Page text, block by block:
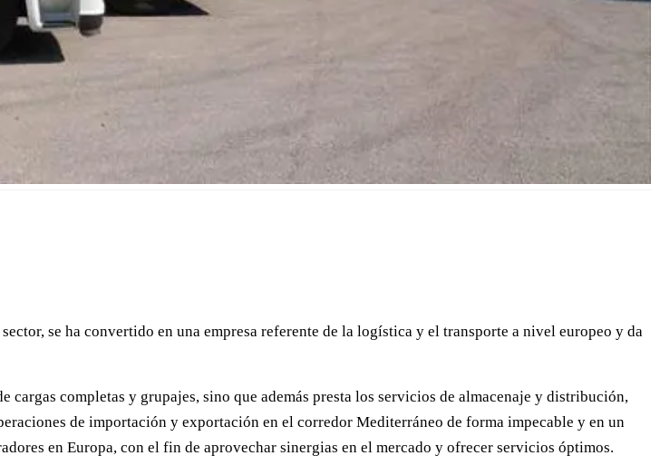
se ha convertido en una empresa referente de la logística y el transporte a nivel europeo y da
completas y grupajes, sino que además presta los servicios de almacenaje y distribución,
de importación y exportación en el corredor Mediterráneo de forma impecable y en un
en Europa, con el fin de aprovechar sinergias en el mercado y ofrecer servicios óptimos.